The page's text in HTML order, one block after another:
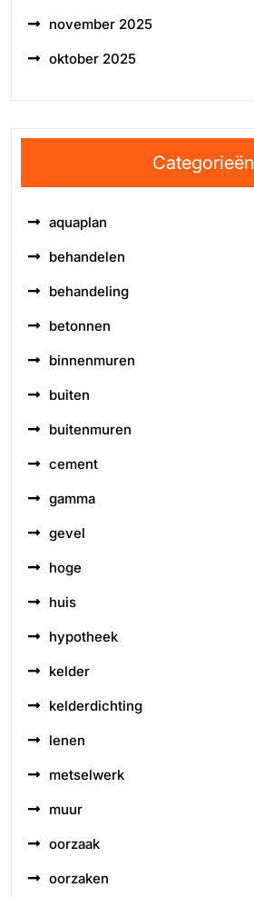
november 2025
oktober 2025
Categorieën
aquaplan
behandelen
behandeling
betonnen
binnenmuren
buiten
buitenmuren
cement
gamma
gevel
hoge
huis
hypotheek
kelder
kelderdichting
lenen
metselwerk
muur
oorzaak
oorzaken